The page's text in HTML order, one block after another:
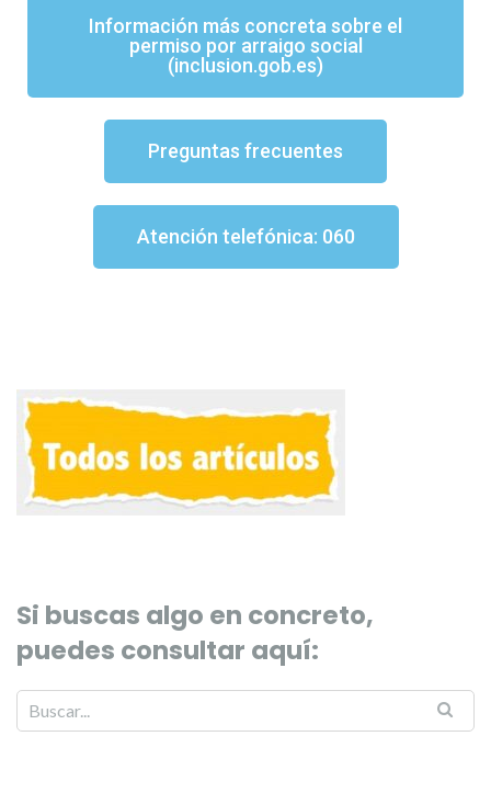
Información más concreta sobre el
permiso por arraigo social
(inclusion.gob.es)
Preguntas frecuentes
Atención telefónica: 060
Si buscas algo en concreto,
puedes consultar aquí: